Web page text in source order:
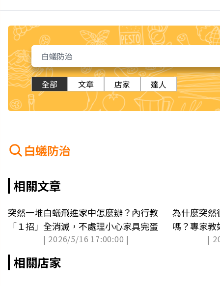
全部 文章 店家 達人
白蟻防治
相關文章
突然一堆白蟻飛進家中怎麼辦？內行教
「１招」全消滅，不處理小心家具完蛋
| 2026/5/16 17:00:00 |
為什麼突然
嗎？專家
|
相關店家